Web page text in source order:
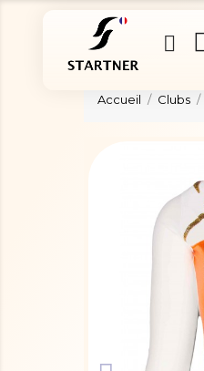
Accueil
Clubs